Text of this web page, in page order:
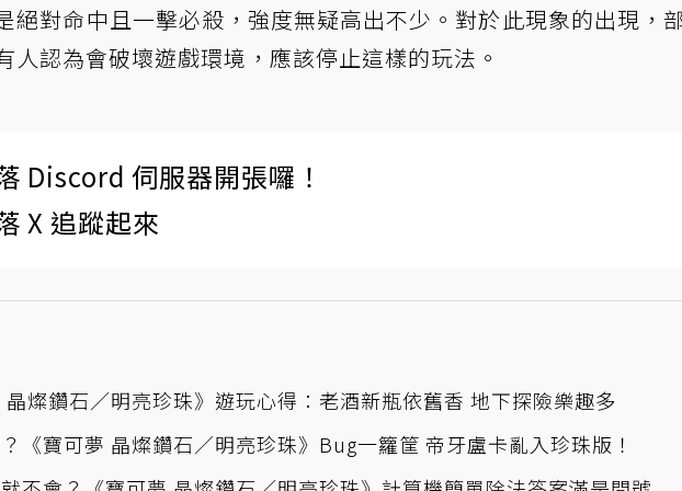
絕對命中且一擊必殺，強度無疑高出不少。對於此現象的出現，
人認為會破壞遊戲環境，應該停止這樣的玩法。
Discord 伺服器開張囉！
X 追蹤起來
晶燦鑽石／明亮珍珠》遊玩心得：老酒新瓶依舊香 地下探險樂趣多
《寶可夢 晶燦鑽石／明亮珍珠》Bug一籮筐 帝牙盧卡亂入珍珠版！